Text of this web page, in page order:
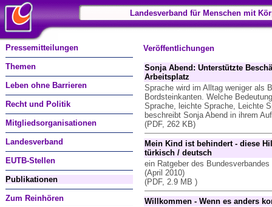
Landesverband für Menschen mit
Pressemitteilungen
Themen
Leben ohne Barrieren
Recht und Politik
Mitgliedsorganisationen
Landesverband
EUTB-Stellen
Publikationen
Zum Reinhören
Veröffentlichungen
Sonja Abend: Unterstützte
Arbeitsplatz
Sprache wird im Alltag weniger als
Bordsteinkanten. Welche
Sprache, leichte Sprache, Leichte
beschreibt Sonja Abend in ihrem
(PDF, 262 KB)
Mein Kind ist behindert - diese
türkisch / deutsch
ein Ratgeber des
(April 2010)
(PDF, 2.9 MB )
Willkommen - Wenn es anders